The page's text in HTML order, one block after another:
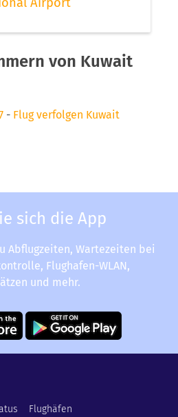
von Kuwait
- Flug verfolgen Kuwait
sich die App
Abflugzeiten, Wartezeiten bei
Flughafen-WLAN,
und mehr.
Flughäfen